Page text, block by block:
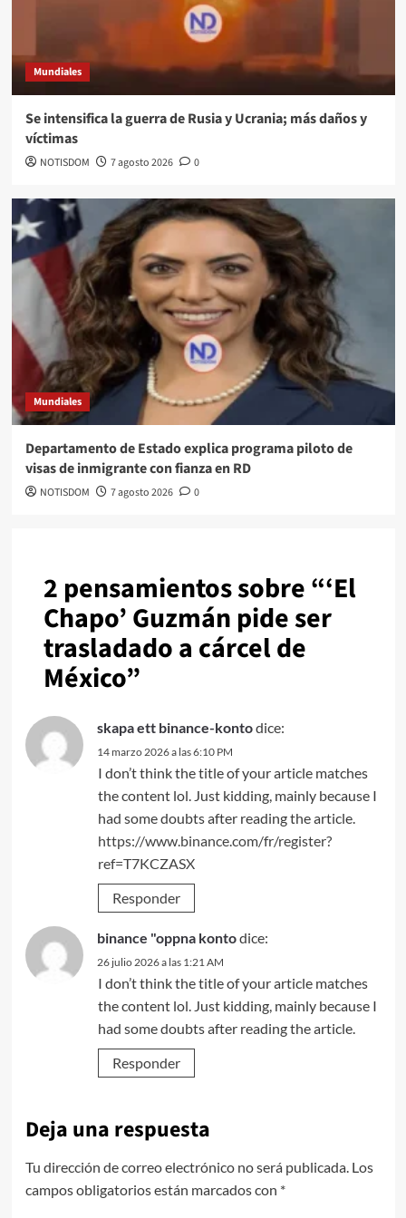
Mundiales
Se intensifica la guerra de Rusia y Ucrania; más daños y
víctimas
NOTISDOM 7 agosto 2026 0
Mundiales
Departamento de Estado explica programa piloto de
visas de inmigrante con fianza en RD
NOTISDOM 7 agosto 2026 0
2 pensamientos sobre “‘El
Chapo’ Guzmán pide ser
trasladado a cárcel de
México”
skapa ett binance-kontodice:
14 marzo 2026 a las 6:10 PM
I don’t think the title of your article matches
the content lol. Just kidding, mainly because I
had some doubts after reading the article.
https://www.binance.com/fr/register?
ref=T7KCZASX
Responder
binance "oppna kontodice:
26 julio 2026 a las 1:21 AM
I don’t think the title of your article matches
the content lol. Just kidding, mainly because I
had some doubts after reading the article.
Responder
Deja una respuesta
Tu dirección de correo electrónico no será publicada. Los
campos obligatorios están marcados con *